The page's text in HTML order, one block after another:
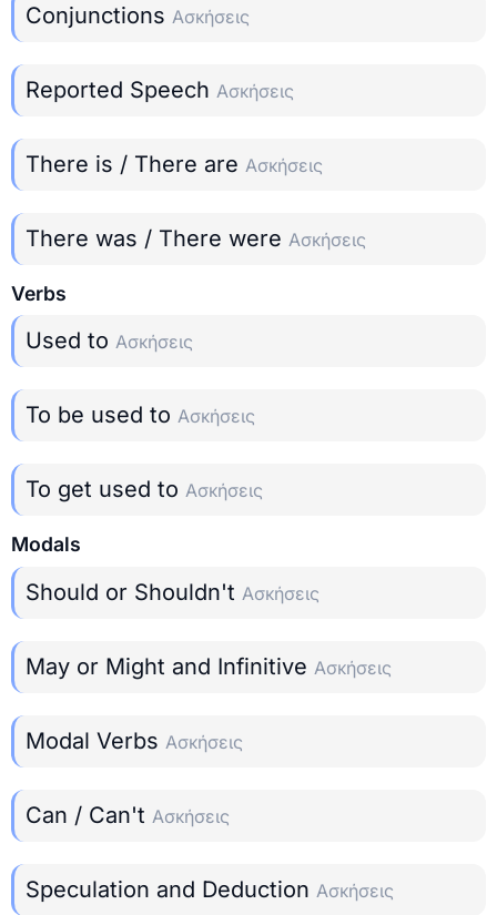
Conjunctions Ασκήσεις
Reported Speech Ασκήσεις
There is / There are Ασκήσεις
There was / There were Ασκήσεις
Verbs
Used to Ασκήσεις
To be used to Ασκήσεις
To get used to Ασκήσεις
Modals
Should or Shouldn't Ασκήσεις
May or Might and Infinitive Ασκήσεις
Modal Verbs Ασκήσεις
Can / Can't Ασκήσεις
Speculation and Deduction Ασκήσεις